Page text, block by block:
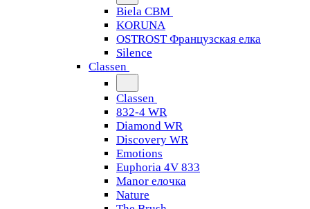
Biela CBM
KORUNA
OSTROST Французская елка
Silence
Classen
Classen
832-4 WR
Diamond WR
Discovery WR
Emotions
Euphoria 4V 833
Manor елочка
Nature